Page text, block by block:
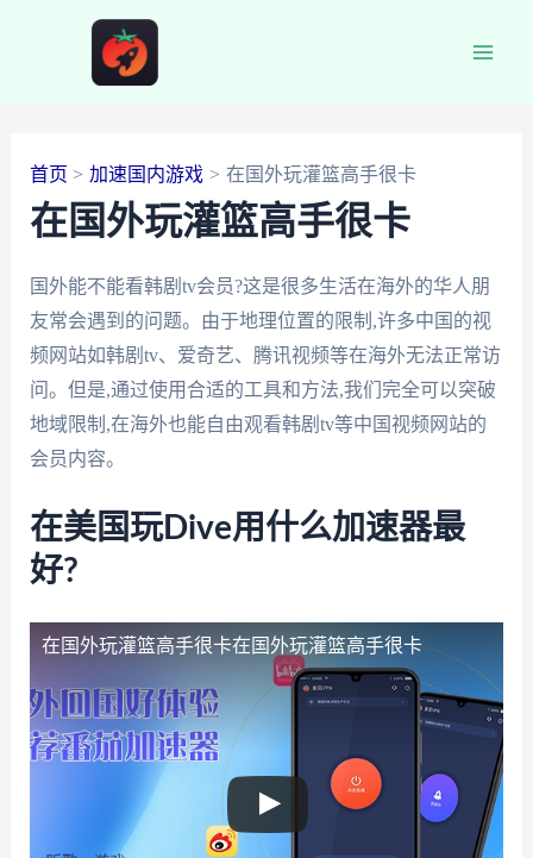
首页 加速国内游戏 在国外玩灌篮高手很卡
在国外玩灌篮高手很卡
国外能不能看韩剧tv会员?这是很多生活在海外的华人朋
友常会遇到的问题。由于地理位置的限制,许多中国的视
频网站如韩剧tv、爱奇艺、腾讯视频等在海外无法正常访
问。但是,通过使用合适的工具和方法,我们完全可以突破
地域限制,在海外也能自由观看韩剧tv等中国视频网站的
会员内容。
在美国玩Dive用什么加速器最
好?
在国外玩灌篮高手很卡在国外玩灌篮高手很卡